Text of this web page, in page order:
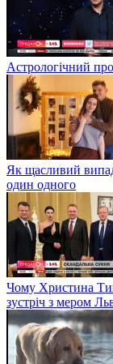
Астрологічний
Як щасливий
один одного
Чому Христина
зустріч з мером